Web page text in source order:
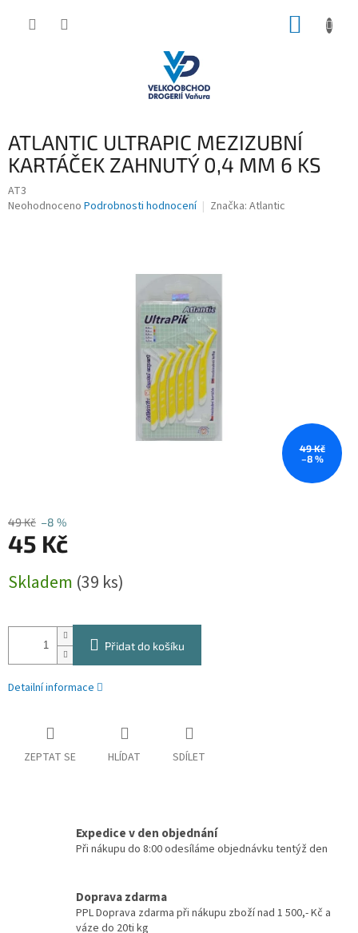
ATLANTIC ULTRAPIC MEZIZUBNÍ
KARTÁČEK ZAHNUTÝ 0,4 MM 6 KS
AT3
Průměrné
Neohodnoceno Podrobnosti hodnocení Značka: Atlantic
49 Kč
–8 %
49 Kč –8 %
45 Kč
cena:
Skladem (39 ks)
Přidat do košíku
Detailní informace
ZEPTAT SE HLÍDAT SDÍLET
Expedice v den objednání
Při nákupu do 8:00 odesíláme objednávku tentýž den
Doprava zdarma
PPL Doprava zdarma při nákupu zboží nad 1 500,- Kč a
váze do 20ti kg